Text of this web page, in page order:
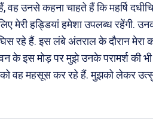
वह उनसे कहना चाहते हैं कि महर्षि
मेरी हड्डियां हमेशा उपलब्ध रहेंगी.
रहे हैं. इस लंबे अंतराल के दौरान मेरा
के इस मोड़ पर मुझे उनके परामर्श की
वह महसूस कर रहे हैं. मुझको लेकर